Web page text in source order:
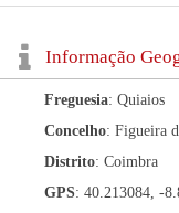
Informação
Freguesia: Quiaios
Concelho: Figueira
Distrito: Coimbra
GPS: 40.213084, -